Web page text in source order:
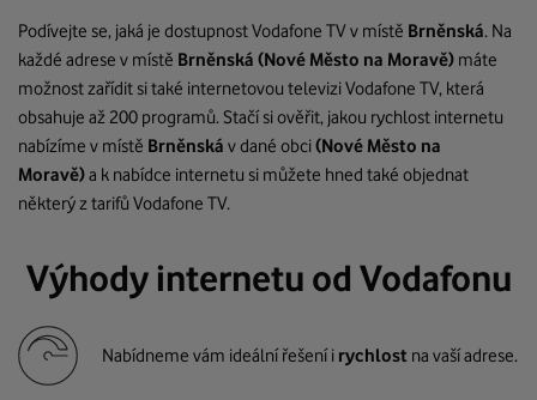
Podívejte se, jaká je dostupnost Vodafone TV v místě Brněnská. Na
každé adrese v místě Brněnská (Nové Město na Moravě) máte
možnost zařídit si také internetovou televizi Vodafone TV, která
obsahuje až 200 programů. Stačí si ověřit, jakou rychlost internetu
nabízíme v místě Brněnská v dané obci(Nové Město na
Moravě)a k nabídce internetu si můžete hned také objednat
některý z tarifů Vodafone TV.
Výhody internetu od Vodafonu
Nabídneme vám ideální řešení i rychlost na vaší adrese.